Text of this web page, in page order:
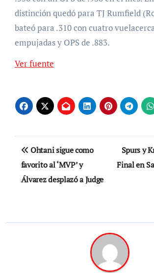
distinción quedó para TJ Rumfield
bateó para .310 con cuatro
empujadas y OPS de .883.
Ver fuente
Navegación
de
entradas
Ohtani sigue como
favorito al ‘MVP’ y
Álvarez desplazó a Judge
Spurs y
Final en